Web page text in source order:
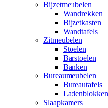
Bijzetmeubelen
Wandrekken
Bijzetkasten
Wandtafels
Zitmeubelen
Stoelen
Barstoelen
Banken
Bureaumeubelen
Bureautafels
Ladenblokken
Slaapkamers